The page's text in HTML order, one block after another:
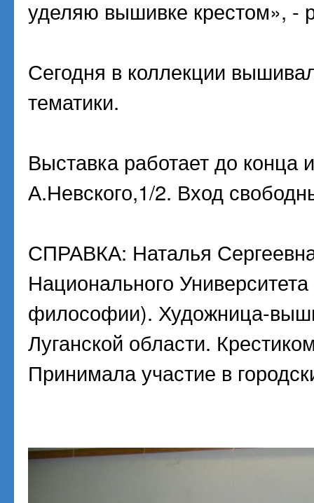
уделяю вышивке крестом», -
Сегодня в коллекции
тематики.
Выставка работает до
А.Невского,1/2. Вход
СПРАВКА: Наталья
Национального
философии). Художница-
Луганской области.
Принимала участие в